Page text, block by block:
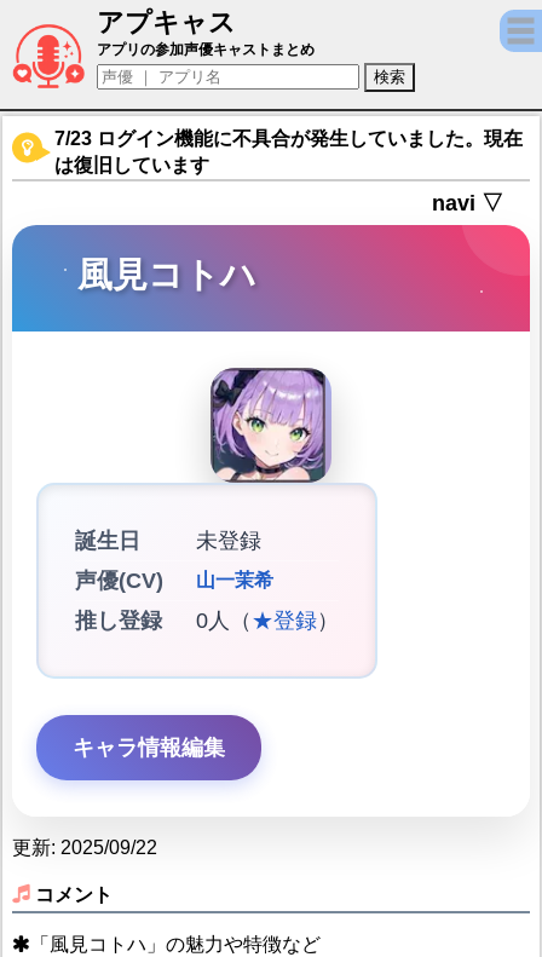
アプキャス
風見コトハ（声優：山一茉希)【雀エボライ
アプリの参加声優キャストまとめ
7/23 ログイン機能に不具合が発生していました。現在
は復旧しています
navi ▽
風見コトハ
誕生日
未登録
声優(CV)
山一茉希
推し登録 0人（ ★登録）
キャラ情報編集
更新: 2025/09/22
コメント
「風見コトハ」の魅力や特徴など